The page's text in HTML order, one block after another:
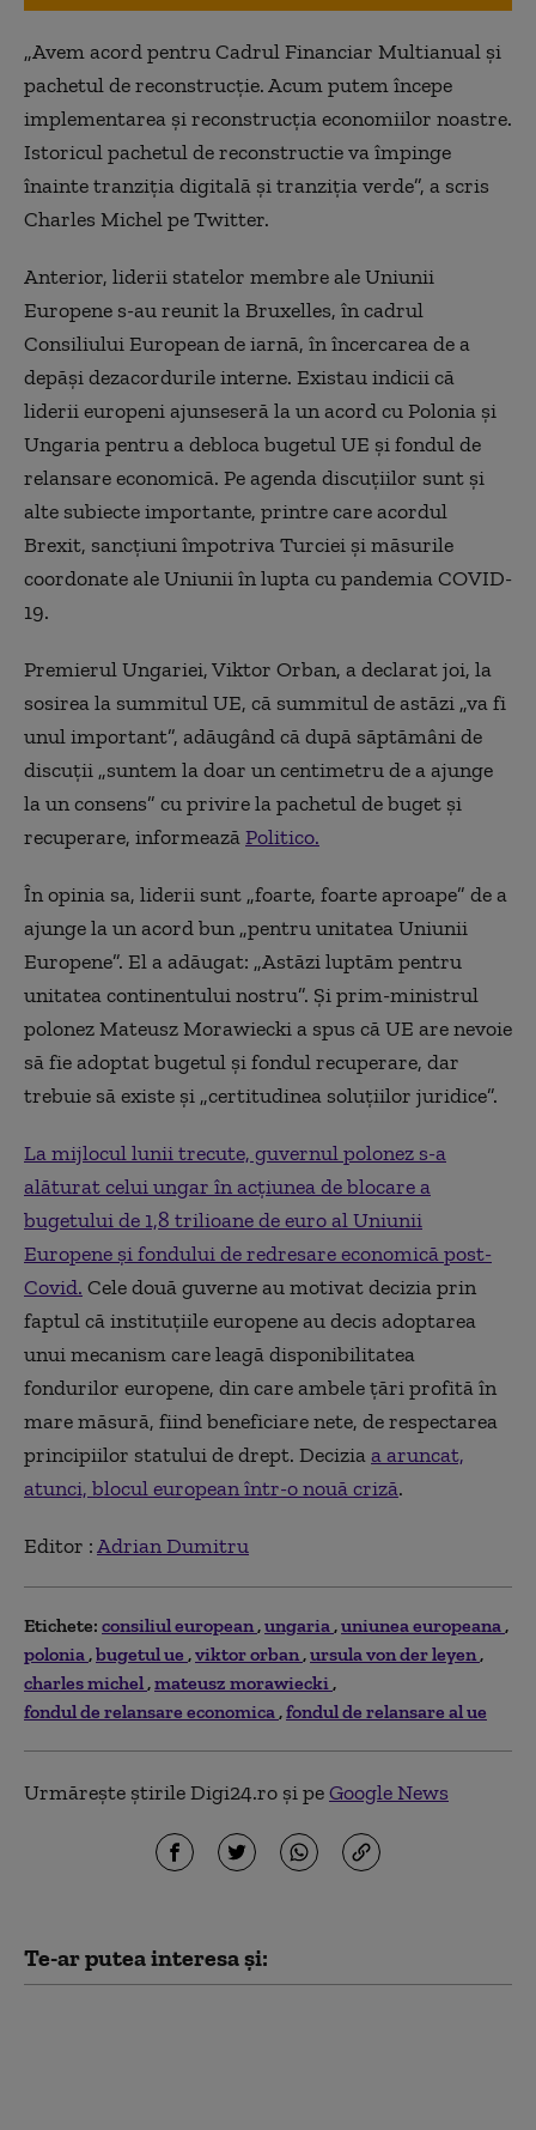
„Avem acord pentru Cadrul Financiar Multianual și
pachetul de reconstrucție. Acum putem începe
implementarea și reconstrucția economiilor noastre.
Istoricul pachetul de reconstructie va împinge
înainte tranziția digitală și tranziția verde”, a scris
Charles Michel pe Twitter.
Anterior, liderii statelor membre ale Uniunii
Europene s-au reunit la Bruxelles, în cadrul
Consiliului European de iarnă, în încercarea de a
depăşi dezacordurile interne. Existau indicii că
liderii europeni ajunseseră la un acord cu Polonia și
Ungaria pentru a debloca bugetul UE și fondul de
relansare economică. Pe agenda discuțiilor sunt și
alte subiecte importante, printre care acordul
Brexit, sancțiuni împotriva Turciei și măsurile
coordonate ale Uniunii în lupta cu pandemia COVID-
19.
Premierul Ungariei, Viktor Orban, a declarat joi, la
sosirea la summitul UE, că summitul de astăzi „va fi
unul important”, adăugând că după săptămâni de
discuții „suntem la doar un centimetru de a ajunge
la un consens” cu privire la pachetul de buget și
recuperare, informeazăPolitico.
În opinia sa, liderii sunt „foarte, foarte aproape” de a
ajunge la un acord bun „pentru unitatea Uniunii
Europene”. El a adăugat: „Astăzi luptăm pentru
unitatea continentului nostru”. Și prim-ministrul
polonez Mateusz Morawiecki a spus că UE are nevoie
să fie adoptat bugetul și fondul recuperare, dar
trebuie să existe și „certitudinea soluțiilor juridice”.
La mijlocul lunii trecute, guvernul polonez s-a
alăturat celui ungar în acțiunea de blocare a
bugetului de 1,8 trilioane de euro al Uniunii
Europene și fondului de redresare economică post-
Covid. Cele două guverne au motivat decizia prin
faptul că instituțiile europene au decis adoptarea
unui mecanism care leagă disponibilitatea
fondurilor europene, din care ambele țări profită în
mare măsură, fiind beneficiare nete, de respectarea
principiilor statului de drept. Deciziaa aruncat,
atunci, blocul european într-o nouă criză.
Editor :Adrian Dumitru
Etichete: consiliul european ungaria uniunea europeana
polonia bugetul ue viktor orban ursula von der leyen
charles michel mateusz morawiecki
fondul de relansare economica fondul de relansare al ue
Urmărește știrile Digi24.ro și peGoogle News
Te-ar putea interesa și: